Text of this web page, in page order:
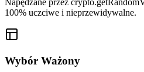
Napędzane przez
100% uczciwe i nieprzewidywalne.
Wybór Ważony